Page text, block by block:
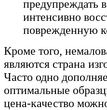
предупреждать
интенсивно
поврежденную
Кроме того,
являются страна
Часто одно
оптимальные
цена-качество